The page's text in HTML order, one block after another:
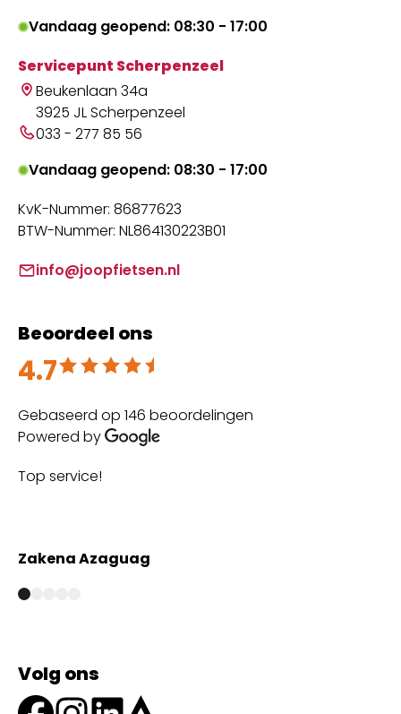
Vandaag geopend: 08:30 - 17:00
Servicepunt Scherpenzeel
Beukenlaan 34a
3925 JL Scherpenzeel
033 - 277 85 56
Vandaag geopend: 08:30 - 17:00
KvK-Nummer: 86877623
BTW-Nummer: NL864130223B01
info@joopfietsen.nl
Beoordeel ons
4.7
Beoordeeld met 4.7 uit 5
Gebaseerd op 146 beoordelingen
Powered by
Top service!
Zakena Azaguag
Volg ons